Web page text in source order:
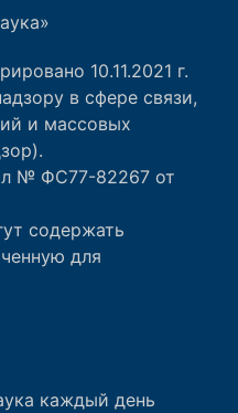
10.11.2021 г.
в сфере связи,
и массовых
№ ФС77-82267 от
содержать
для
каждый день